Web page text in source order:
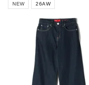
NEW 26AW